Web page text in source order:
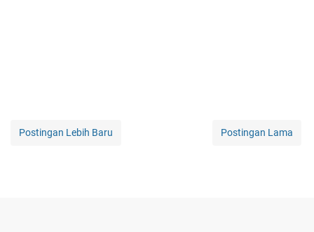
Postingan Lebih Baru Postingan Lama